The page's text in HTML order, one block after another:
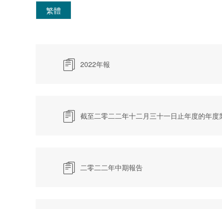
繁體
 2022年報
 截至二零二二年十二月三十一日止年度的年度
 二零二二年中期報告